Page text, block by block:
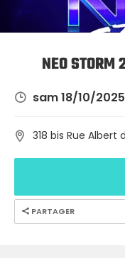
Codes
Promo
NEO
sam 18/10/
318 bis Rue Albert
PARTAGER